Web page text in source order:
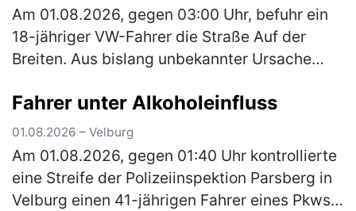
Am 01.08.2026, gegen 03:00 Uhr, befuhr ein
18-jähriger VW-Fahrer die Straße Auf der
Breiten. Aus bislang unbekannter Ursache
einem geparkten Pkw zusammen. Das …
(mehr)
Fahrer unter Alkoholeinfluss
01.08.2026 – Velburg
Am 01.08.2026, gegen 01:40 Uhr kontrollierte
eine Streife der Polizeiinspektion Parsberg in
Velburg einen 41-jährigen Fahrer eines Pkws.